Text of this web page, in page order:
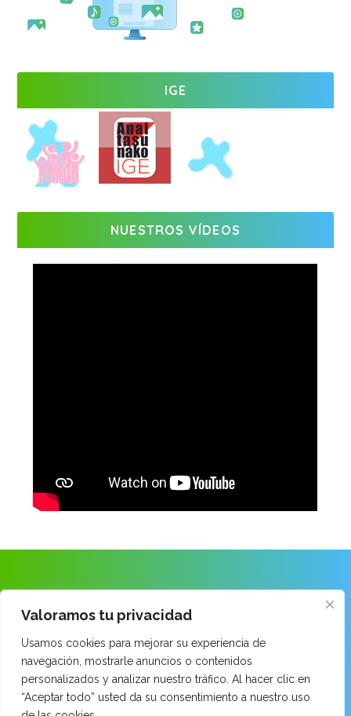
Valoramos tu privacidad
Usamos cookies para mejorar su experiencia de
navegación, mostrarle anuncios o contenidos
personalizados y analizar nuestro tráfico. Al hacer clic en
“Aceptar todo” usted da su consentimiento a nuestro uso
IGE
NUESTROS VÍDEOS
ANAITASUNA IKASTOLA
Ongarai Kalea · 48260 Ermua · Bizkaia
Tel: 943 899 171
email:014520aa@hezkuntza.net